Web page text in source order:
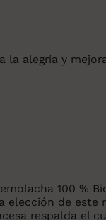
la alegría y
100 %
elección de
respalda el